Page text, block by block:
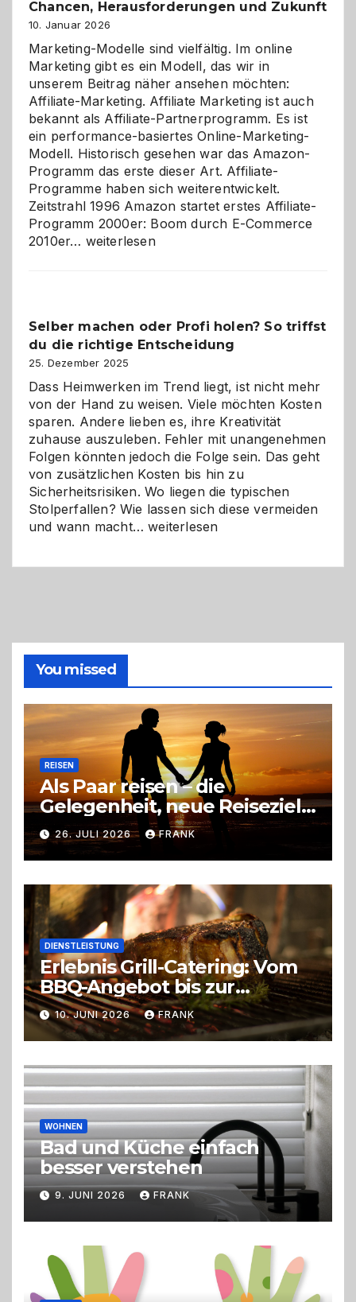
Chancen, Herausforderungen und Zukunft
10. Januar 2026
Marketing-Modelle sind vielfältig. Im online
Marketing gibt es ein Modell, das wir in
unserem Beitrag näher ansehen möchten:
Affiliate-Marketing. Affiliate Marketing ist auch
bekannt als Affiliate-Partnerprogramm. Es ist
ein performance-basiertes Online-Marketing-
Modell. Historisch gesehen war das Amazon-
Programm das erste dieser Art. Affiliate-
Programme haben sich weiterentwickelt.
Zeitstrahl 1996 Amazon startet erstes Affiliate-
Programm 2000er: Boom durch E-Commerce
2010er… Affiliate-
Herausforderungen
und
Zukunft
weiterlesen
Selber machen oder Profi holen? So triffst
du die richtige Entscheidung
25. Dezember 2025
Dass Heimwerken im Trend liegt, ist nicht mehr
von der Hand zu weisen. Viele möchten Kosten
sparen. Andere lieben es, ihre Kreativität
zuhause auszuleben. Fehler mit unangenehmen
Folgen könnten jedoch die Folge sein. Das geht
von zusätzlichen Kosten bis hin zu
Sicherheitsrisiken. Wo liegen die typischen
Stolperfallen? Wie lassen sich diese vermeiden
und wann macht…Selber
richtige
Entscheidung
weiterlesen
You missed
REISEN
Als Paar reisen – die
Gelegenheit, neue Reiseziele
zu entdecken
26. JULI 2026 FRANK
DIENSTLEISTUNG
Erlebnis Grill-Catering: Vom
BBQ-Angebot bis zur
perfekten Eventorganisation
Trend zu Outdoor-Events,
Erlebnisgastronomie und
Live-Cooking
10. JUNI 2026 FRANK
WOHNEN
Bad und Küche einfach
besser verstehen
9. JUNI 2026 FRANK